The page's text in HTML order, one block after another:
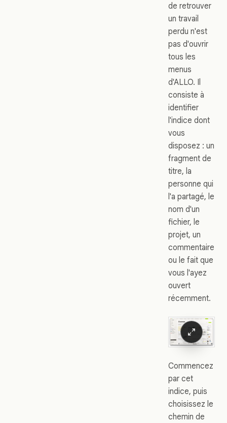
de retrouver
un travail
perdu n'est
pas d'ouvrir
tous les
menus
d'ALLO. Il
consiste à
identifier
l'indice dont
vous
disposez : un
fragment de
titre, la
personne qui
l'a partagé, le
nom d'un
fichier, le
projet, un
commentaire
ou le fait que
vous l'ayez
ouvert
récemment.
Commencez
par cet
indice, puis
choisissez le
chemin de